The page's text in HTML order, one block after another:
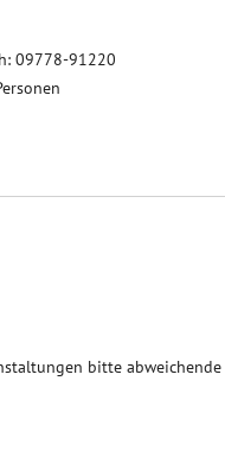
09778-91220
bitte